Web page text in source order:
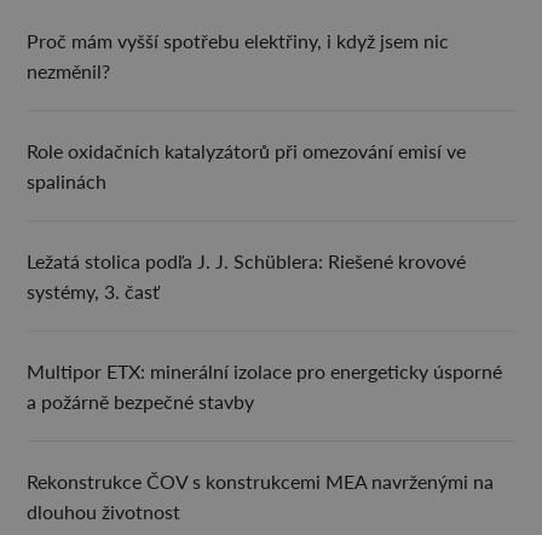
Proč mám vyšší spotřebu elektřiny, i když jsem nic
nezměnil?
Role oxidačních katalyzátorů při omezování emisí ve
spalinách
Ležatá stolica podľa J. J. Schüblera: Riešené krovové
systémy, 3. časť
Multipor ETX: minerální izolace pro energeticky úsporné
a požárně bezpečné stavby
Rekonstrukce ČOV s konstrukcemi MEA navrženými na
dlouhou životnost